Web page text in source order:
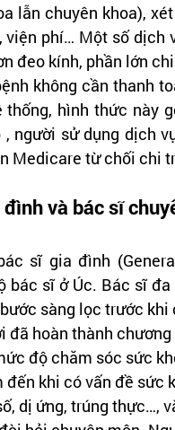
lẫn chuyên khoa),
viện phí… Một số
đeo kính, phần lớn
không cần thanh
hình thức này
người sử dụng dịch
Medicare từ chối chi
và bác sĩ
sĩ gia đình
bác sĩ ở Úc. Bác sĩ
sàng lọc trước
đã hoàn thành
độ chăm sóc sức
khi có vấn đề sức
dị ứng, trúng thực…,